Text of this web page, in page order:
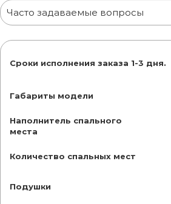
Часто задаваемые вопросы
Сроки исполнения заказа 1-3 дня.
Габариты модели
Наполнитель спального
места
Количество спальных мест
Подушки